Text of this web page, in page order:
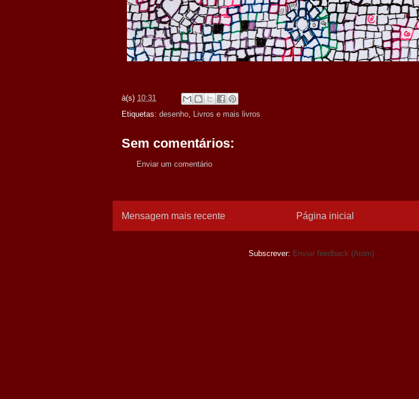
à(s) 10:31
Etiquetas: desenho, Livros e mais livros
Sem comentários:
Enviar um comentário
Mensagem mais recente Página inicial
Subscrever: Enviar feedback (Atom)